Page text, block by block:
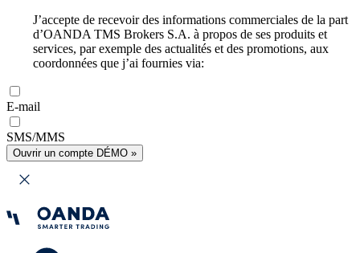
J’accepte de recevoir des informations commerciales de la part
d’OANDA TMS Brokers S.A. à propos de ses produits et
services, par exemple des actualités et des promotions, aux
coordonnées que j’ai fournies via:
E-mail
SMS/MMS
Ouvrir un compte DÉMO »